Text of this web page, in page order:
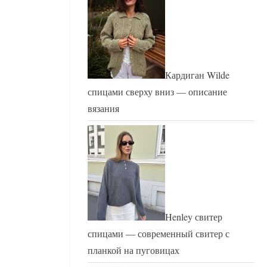
Кардиган Wilde
спицами сверху вниз — описание
вязания
Henley свитер
спицами — современный свитер с
планкой на пуговицах